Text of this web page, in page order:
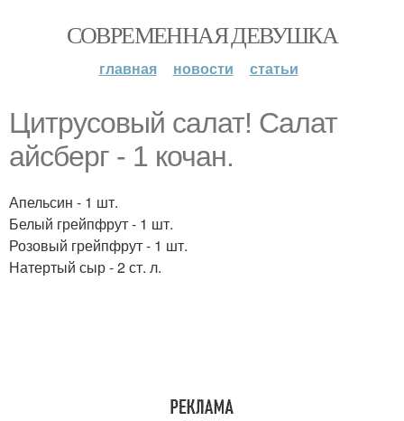
СОВРЕМЕННАЯ ДЕВУШКА
главная новости статьи
Цитрусовый салат! Салат
айсберг - 1 кочан.
Апельсин - 1 шт.
Белый грейпфрут - 1 шт.
Розовый грейпфрут - 1 шт.
Натертый сыр - 2 ст. л.